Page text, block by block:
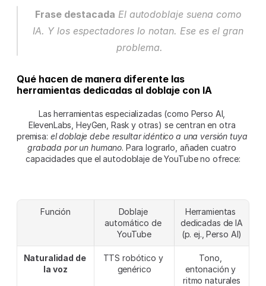
Frase destacada El autodoblaje suena como
IA. Y los espectadores lo notan. Ese es el gran
problema.
Qué hacen de manera diferente las
herramientas dedicadas al doblaje con IA
Las herramientas especializadas (como Perso AI,
ElevenLabs, HeyGen, Rask y otras) se centran en otra
premisa: el doblaje debe resultar idéntico a una versión tuya
grabada por un humano. Para lograrlo, añaden cuatro
capacidades que el autodoblaje de YouTube no ofrece:
Función
Doblaje
automático de
YouTube
Herramientas
dedicadas de IA
(p. ej., Perso AI)
Naturalidad de
la voz
TTS robótico y
genérico
Tono,
entonación y
ritmo naturales